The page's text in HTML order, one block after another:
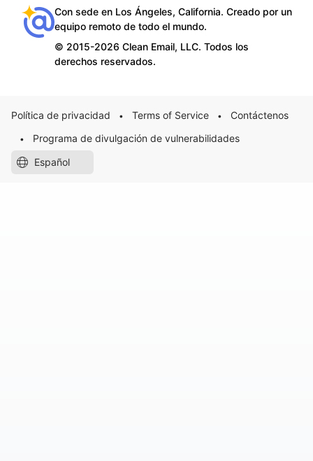
Con sede en Los Ángeles, California. Creado por un
equipo remoto de todo el mundo.
© 2015-2026 Clean Email, LLC. Todos los
derechos reservados.
Política de privacidad • Terms of Service • Contáctenos
•
Programa de divulgación de vulnerabilidades
Español